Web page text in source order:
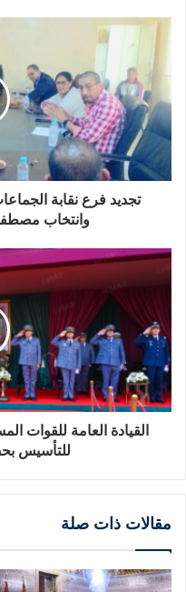
تجديد فرع نقابة
وانتخاب
للتأسيس
مقالات ذات صلة